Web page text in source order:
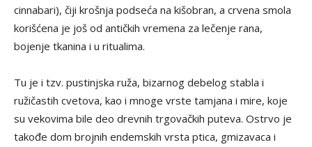
cinnabari), čiji krošnja podseća na kišobran, a crvena smola
korišćena je još od antičkih vremena za lečenje rana,
bojenje tkanina i u ritualima.
Tu je i tzv. pustinjska ruža, bizarnog debelog stabla i
ružičastih cvetova, kao i mnoge vrste tamjana i mire, koje
su vekovima bile deo drevnih trgovačkih puteva. Ostrvo je
takođe dom brojnih endemskih vrsta ptica, gmizavaca i